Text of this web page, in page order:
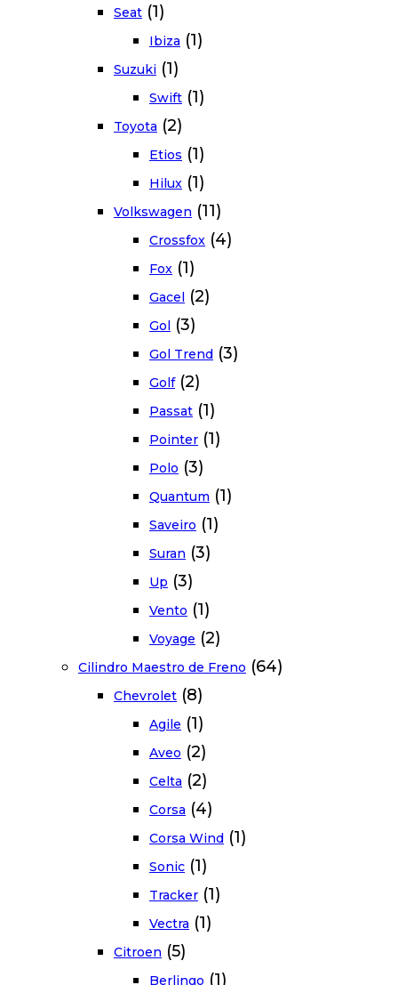
Seat (1)
Ibiza (1)
Suzuki (1)
Swift (1)
Toyota (2)
Etios (1)
Hilux (1)
Volkswagen (11)
Crossfox (4)
Fox (1)
Gacel (2)
Gol (3)
Gol Trend (3)
Golf (2)
Passat (1)
Pointer (1)
Polo (3)
Quantum (1)
Saveiro (1)
Suran (3)
Up (3)
Vento (1)
Voyage (2)
Cilindro Maestro de Freno (64)
Chevrolet (8)
Agile (1)
Aveo (2)
Celta (2)
Corsa (4)
Corsa Wind (1)
Sonic (1)
Tracker (1)
Vectra (1)
Citroen (5)
Berlingo (1)